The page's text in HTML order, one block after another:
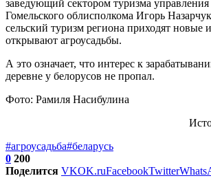
заведующий сектором туризма управления
Гомельского облисполкома Игорь
сельский туризм региона приходят новые
открывают агроусадьбы.
А это означает, что интерес к
деревне у белорусов не пропал.
Фото: Рамиля Насибулина
#агроусадьба#беларусь
0 200
Поделится VKOK.ruFacebookTwitter